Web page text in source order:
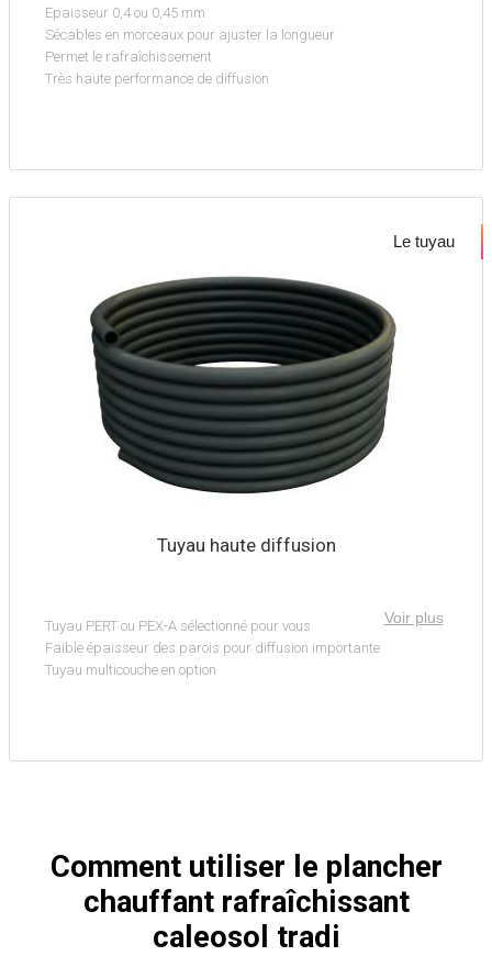
Epaisseur 0,4 ou 0,45 mm
Sécables en morceaux pour ajuster la longueur
Permet le rafraîchissement
Très haute performance de diffusion
Le tuyau
Tuyau haute diffusion
Tuyau PERT ou PEX-A sélectionné pour vous
Faible épaisseur des parois pour diffusion importante
Tuyau multicouche en option
Voir plus
Comment utiliser le plancher
chauffant rafraîchissant
caleosol tradi